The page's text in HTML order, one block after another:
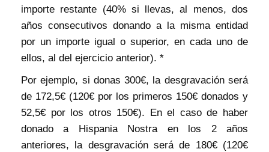
importe restante (40% si llevas, al menos, dos
años consecutivos donando a la misma entidad
por un importe igual o superior, en cada uno de
ellos, al del ejercicio anterior). *
Por ejemplo, si donas 300€, la desgravación será
de 172,5€ (120€ por los primeros 150€ donados y
52,5€ por los otros 150€). En el caso de haber
donado a Hispania Nostra en los 2 años
anteriores, la desgravación será de 180€ (120€